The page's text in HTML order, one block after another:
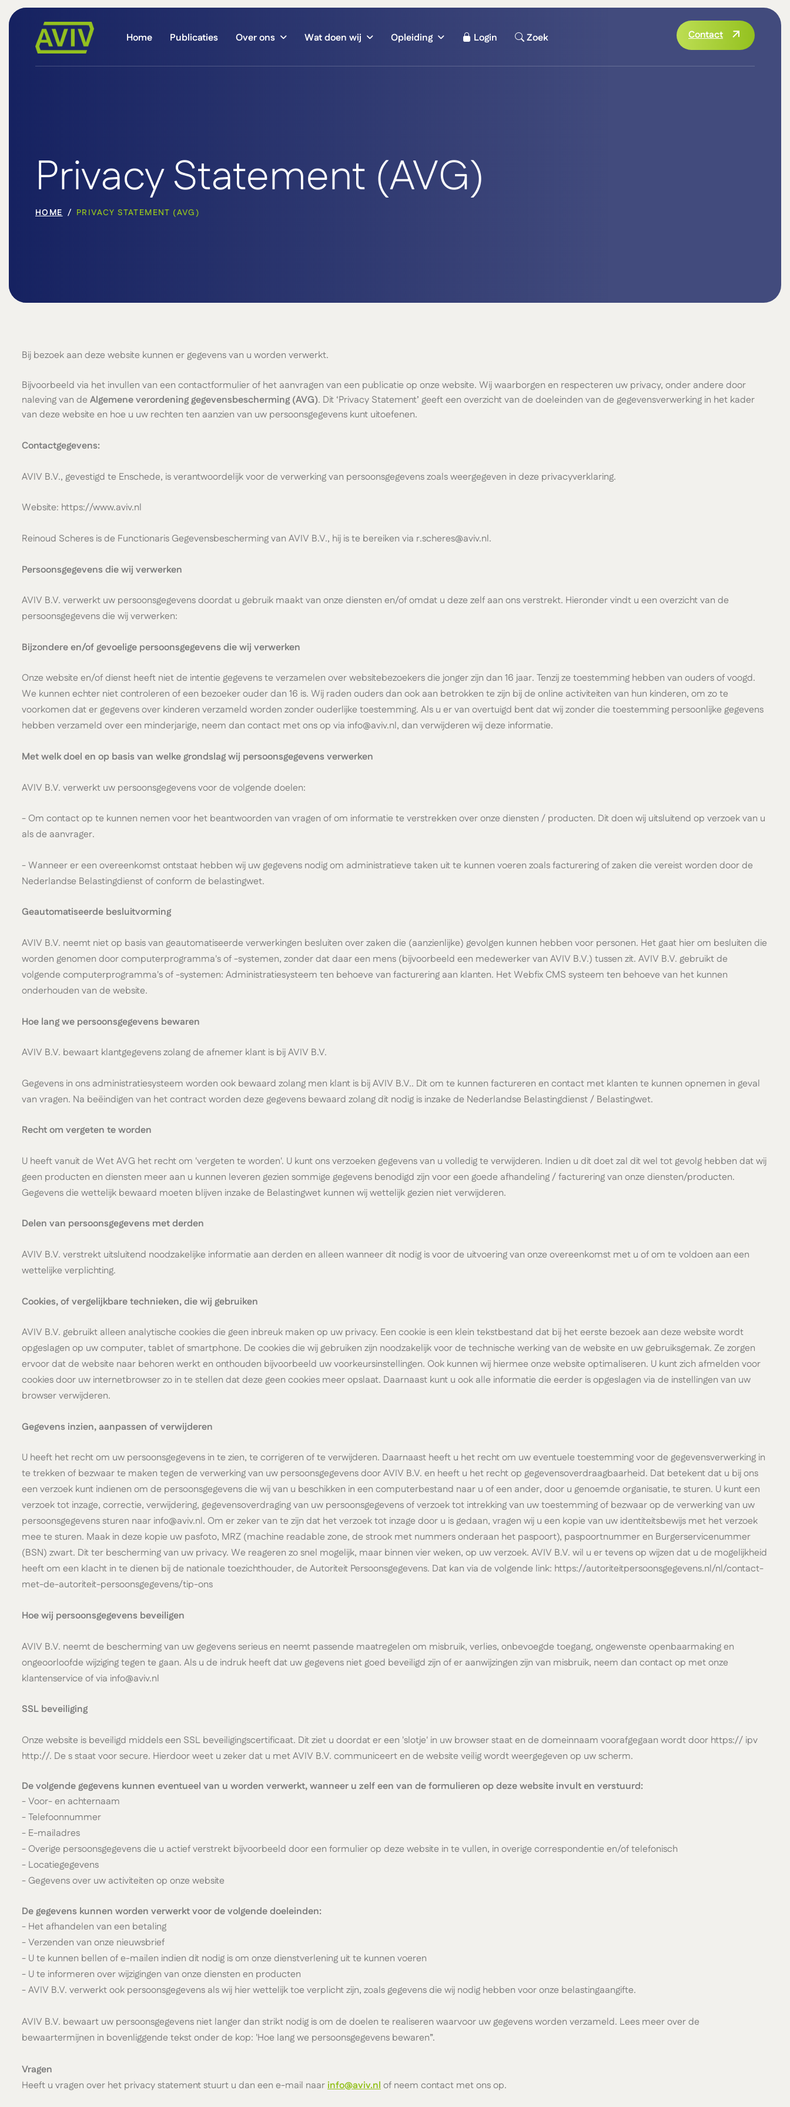
Home Publicaties Over ons Wat doen wij Opleiding Login Zoek Contact
Privacy Statement (AVG)
HOME PRIVACY STATEMENT (AVG)
Bij bezoek aan deze website kunnen er gegevens van u worden verwerkt.
Bijvoorbeeld via het invullen van een contactformulier of het aanvragen van een publicatie op onze website. Wij waarborgen en respecteren uw privacy, onder andere door
naleving van de Algemene verordening gegevensbescherming (AVG). Dit ‘Privacy Statement’ geeft een overzicht van de doeleinden van de gegevensverwerking in het kader
van deze website en hoe u uw rechten ten aanzien van uw persoonsgegevens kunt uitoefenen.
Contactgegevens:
AVIV B.V., gevestigd te Enschede, is verantwoordelijk voor de verwerking van persoonsgegevens zoals weergegeven in deze privacyverklaring.
Website: https://www.aviv.nl
Reinoud Scheres is de Functionaris Gegevensbescherming van AVIV B.V., hij is te bereiken via r.scheres@aviv.nl.
Persoonsgegevens die wij verwerken
AVIV B.V. verwerkt uw persoonsgegevens doordat u gebruik maakt van onze diensten en/of omdat u deze zelf aan ons verstrekt. Hieronder vindt u een overzicht van de
persoonsgegevens die wij verwerken:
Bijzondere en/of gevoelige persoonsgegevens die wij verwerken
Onze website en/of dienst heeft niet de intentie gegevens te verzamelen over websitebezoekers die jonger zijn dan 16 jaar. Tenzij ze toestemming hebben van ouders of voogd.
We kunnen echter niet controleren of een bezoeker ouder dan 16 is. Wij raden ouders dan ook aan betrokken te zijn bij de online activiteiten van hun kinderen, om zo te
voorkomen dat er gegevens over kinderen verzameld worden zonder ouderlijke toestemming. Als u er van overtuigd bent dat wij zonder die toestemming persoonlijke gegevens
hebben verzameld over een minderjarige, neem dan contact met ons op via info@aviv.nl, dan verwijderen wij deze informatie.
Met welk doel en op basis van welke grondslag wij persoonsgegevens verwerken
AVIV B.V. verwerkt uw persoonsgegevens voor de volgende doelen:
- Om contact op te kunnen nemen voor het beantwoorden van vragen of om informatie te verstrekken over onze diensten / producten. Dit doen wij uitsluitend op verzoek van u
als de aanvrager.
- Wanneer er een overeenkomst ontstaat hebben wij uw gegevens nodig om administratieve taken uit te kunnen voeren zoals facturering of zaken die vereist worden door de
Nederlandse Belastingdienst of conform de belastingwet.
Geautomatiseerde besluitvorming
AVIV B.V. neemt niet op basis van geautomatiseerde verwerkingen besluiten over zaken die (aanzienlijke) gevolgen kunnen hebben voor personen. Het gaat hier om besluiten die
worden genomen door computerprogramma's of -systemen, zonder dat daar een mens (bijvoorbeeld een medewerker van AVIV B.V.) tussen zit. AVIV B.V. gebruikt de
volgende computerprogramma's of -systemen: Administratiesysteem ten behoeve van facturering aan klanten. Het Webfix CMS systeem ten behoeve van het kunnen
onderhouden van de website.
Hoe lang we persoonsgegevens bewaren
AVIV B.V. bewaart klantgegevens zolang de afnemer klant is bij AVIV B.V.
Gegevens in ons administratiesysteem worden ook bewaard zolang men klant is bij AVIV B.V.. Dit om te kunnen factureren en contact met klanten te kunnen opnemen in geval
van vragen. Na beëindigen van het contract worden deze gegevens bewaard zolang dit nodig is inzake de Nederlandse Belastingdienst / Belastingwet.
Recht om vergeten te worden
U heeft vanuit de Wet AVG het recht om 'vergeten te worden'. U kunt ons verzoeken gegevens van u volledig te verwijderen. Indien u dit doet zal dit wel tot gevolg hebben dat wij
geen producten en diensten meer aan u kunnen leveren gezien sommige gegevens benodigd zijn voor een goede afhandeling / facturering van onze diensten/producten.
Gegevens die wettelijk bewaard moeten blijven inzake de Belastingwet kunnen wij wettelijk gezien niet verwijderen.
Delen van persoonsgegevens met derden
AVIV B.V. verstrekt uitsluitend noodzakelijke informatie aan derden en alleen wanneer dit nodig is voor de uitvoering van onze overeenkomst met u of om te voldoen aan een
wettelijke verplichting.
Cookies, of vergelijkbare technieken, die wij gebruiken
AVIV B.V. gebruikt alleen analytische cookies die geen inbreuk maken op uw privacy. Een cookie is een klein tekstbestand dat bij het eerste bezoek aan deze website wordt
opgeslagen op uw computer, tablet of smartphone. De cookies die wij gebruiken zijn noodzakelijk voor de technische werking van de website en uw gebruiksgemak. Ze zorgen
ervoor dat de website naar behoren werkt en onthouden bijvoorbeeld uw voorkeursinstellingen. Ook kunnen wij hiermee onze website optimaliseren. U kunt zich afmelden voor
cookies door uw internetbrowser zo in te stellen dat deze geen cookies meer opslaat. Daarnaast kunt u ook alle informatie die eerder is opgeslagen via de instellingen van uw
browser verwijderen.
Gegevens inzien, aanpassen of verwijderen
U heeft het recht om uw persoonsgegevens in te zien, te corrigeren of te verwijderen. Daarnaast heeft u het recht om uw eventuele toestemming voor de gegevensverwerking in
te trekken of bezwaar te maken tegen de verwerking van uw persoonsgegevens door AVIV B.V. en heeft u het recht op gegevensoverdraagbaarheid. Dat betekent dat u bij ons
een verzoek kunt indienen om de persoonsgegevens die wij van u beschikken in een computerbestand naar u of een ander, door u genoemde organisatie, te sturen. U kunt een
verzoek tot inzage, correctie, verwijdering, gegevensoverdraging van uw persoonsgegevens of verzoek tot intrekking van uw toestemming of bezwaar op de verwerking van uw
persoonsgegevens sturen naar info@aviv.nl. Om er zeker van te zijn dat het verzoek tot inzage door u is gedaan, vragen wij u een kopie van uw identiteitsbewijs met het verzoek
mee te sturen. Maak in deze kopie uw pasfoto, MRZ (machine readable zone, de strook met nummers onderaan het paspoort), paspoortnummer en Burgerservicenummer
(BSN) zwart. Dit ter bescherming van uw privacy. We reageren zo snel mogelijk, maar binnen vier weken, op uw verzoek. AVIV B.V. wil u er tevens op wijzen dat u de mogelijkheid
heeft om een klacht in te dienen bij de nationale toezichthouder, de Autoriteit Persoonsgegevens. Dat kan via de volgende link: https://autoriteitpersoonsgegevens.nl/nl/contact-
met-de-autoriteit-persoonsgegevens/tip-ons
Hoe wij persoonsgegevens beveiligen
AVIV B.V. neemt de bescherming van uw gegevens serieus en neemt passende maatregelen om misbruik, verlies, onbevoegde toegang, ongewenste openbaarmaking en
ongeoorloofde wijziging tegen te gaan. Als u de indruk heeft dat uw gegevens niet goed beveiligd zijn of er aanwijzingen zijn van misbruik, neem dan contact op met onze
klantenservice of via info@aviv.nl
SSL beveiliging
Onze website is beveiligd middels een SSL beveiligingscertificaat. Dit ziet u doordat er een 'slotje' in uw browser staat en de domeinnaam voorafgegaan wordt door https:// ipv
http://. De s staat voor secure. Hierdoor weet u zeker dat u met AVIV B.V. communiceert en de website veilig wordt weergegeven op uw scherm.
De volgende gegevens kunnen eventueel van u worden verwerkt, wanneer u zelf een van de formulieren op deze website invult en verstuurd:
- Voor- en achternaam
- Telefoonnummer
- E-mailadres
- Overige persoonsgegevens die u actief verstrekt bijvoorbeeld door een formulier op deze website in te vullen, in overige correspondentie en/of telefonisch
- Locatiegegevens
- Gegevens over uw activiteiten op onze website
De gegevens kunnen worden verwerkt voor de volgende doeleinden:
- Het afhandelen van een betaling
- Verzenden van onze nieuwsbrief
- U te kunnen bellen of e-mailen indien dit nodig is om onze dienstverlening uit te kunnen voeren
- U te informeren over wijzigingen van onze diensten en producten
- AVIV B.V. verwerkt ook persoonsgegevens als wij hier wettelijk toe verplicht zijn, zoals gegevens die wij nodig hebben voor onze belastingaangifte.
AVIV B.V. bewaart uw persoonsgegevens niet langer dan strikt nodig is om de doelen te realiseren waarvoor uw gegevens worden verzameld. Lees meer over de
bewaartermijnen in bovenliggende tekst onder de kop: 'Hoe lang we persoonsgegevens bewaren”.
Vragen
Heeft u vragen over het privacy statement stuurt u dan een e-mail naarinfo@aviv.nlof neem contact met ons op.